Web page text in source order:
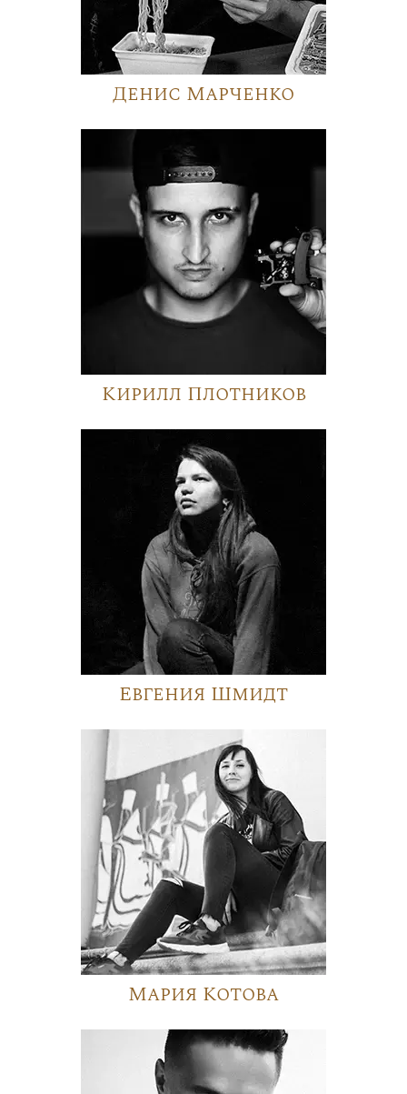
Денис Марченко
Кирилл Плотников
Евгения Шмидт
Мария Котова